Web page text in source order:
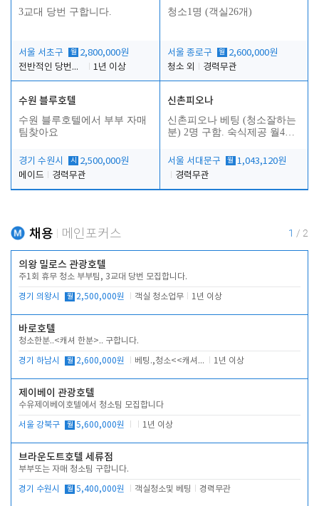
3교대 당번 구합니다.
서울 서초구 월 2,800,000원
전반적인 당번업무
1년 이상
청소1명 (객실26개)
서울 종로구 월 2,600,000원
청소 외
경력무관
수원 블루호텔
수원 블루호텔에서 부부 자매
팀찾아요
경기 수원시 시
2,500,000원
메이드
경력무관
신촌피오나
신촌피오나 베팅 (청소잘하는
분) 2명 구함. 숙식제공 월4회
서울 서대문구
월 1,043,120원
경력무관
채용 메인포커스 1 / 2
의왕 밀로스 관광호텔
주1회 휴무 청소 부부팀, 3교대 당번 모집합니다.
경기 의왕시 월 2,500,000원 객실 청소업무 1년 이상
바로호텔
청소한분..<캐셔 한분>.. 구합니다.
경기 하남시 월 2,600,000원 베팅.,청소<<캐셔 모셔봅니다. 1년 이상
제이베이 관광호텔
수유제이베이호텔에서 청소팀 모집합니다
서울 강북구 월 5,600,000원 1년 이상
브라운도트호텔 세류점
부부또는 자매 청소팀 구합니다.
경기 수원시 월 5,400,000원 객실청소및 베팅 경력무관